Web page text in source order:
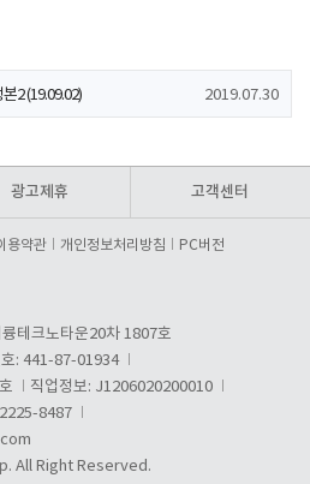
2 (19.09.02) 2019.07.30
광고제휴 고객센터
용약관 개인정보처리방침 PC버전
테크노타운20차 1807호
호: 441-87-01934
직업정보: J1206020200010
8487
All Right Reserved.